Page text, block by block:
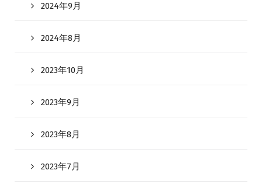
2024年9月
2024年8月
2023年10月
2023年9月
2023年8月
2023年7月